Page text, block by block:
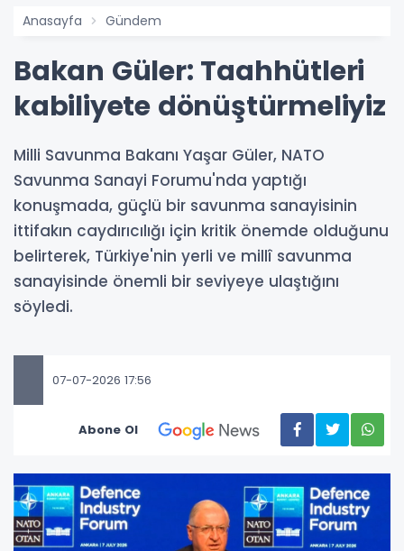
Anasayfa Gündem
Bakan Güler: Taahhütleri
kabiliyete dönüştürmeliyiz
Milli Savunma Bakanı Yaşar Güler, NATO
Savunma Sanayi Forumu'nda yaptığı
konuşmada, güçlü bir savunma sanayisinin
ittifakın caydırıcılığı için kritik önemde olduğunu
belirterek, Türkiye'nin yerli ve millî savunma
sanayisinde önemli bir seviyeye ulaştığını
söyledi.
07-07-2026 17:56
Abone Ol